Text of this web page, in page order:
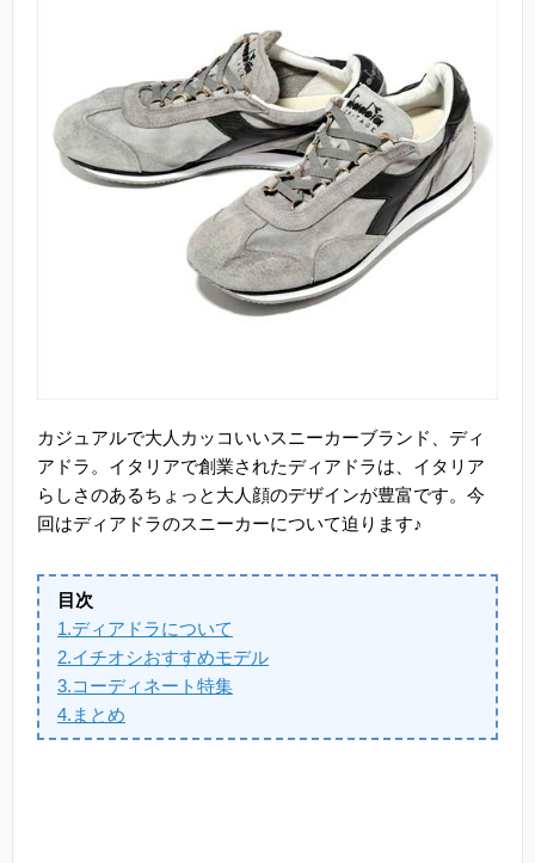
カジュアルで大人カッコいいスニーカーブランド、ディ
アドラ。イタリアで創業されたディアドラは、イタリア
らしさのあるちょっと大人顔のデザインが豊富です。今
回はディアドラのスニーカーについて迫ります♪
目次
1.ディアドラについて
2.イチオシおすすめモデル
3.コーディネート特集
4.まとめ